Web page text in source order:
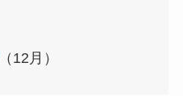
（12月）